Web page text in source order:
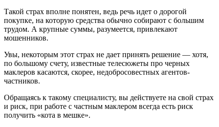
Такой страх вполне понятен, ведь речь идет о дорогой
покупке, на которую средства обычно собирают с большим
трудом. А крупные суммы, разумеется, привлекают
мошенников.
Увы, некоторым этот страх не дает принять решение — хотя,
по большому счету, известные телесюжеты про черных
маклеров касаются, скорее, недобросовестных агентов-
частников.
Обращаясь к такому специалисту, вы действуете на свой страх
и риск, при работе с частным маклером всегда есть риск
получить «кота в мешке».